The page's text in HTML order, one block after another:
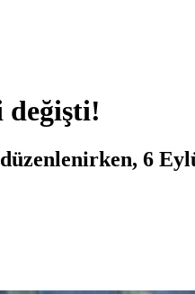
değişti!
6